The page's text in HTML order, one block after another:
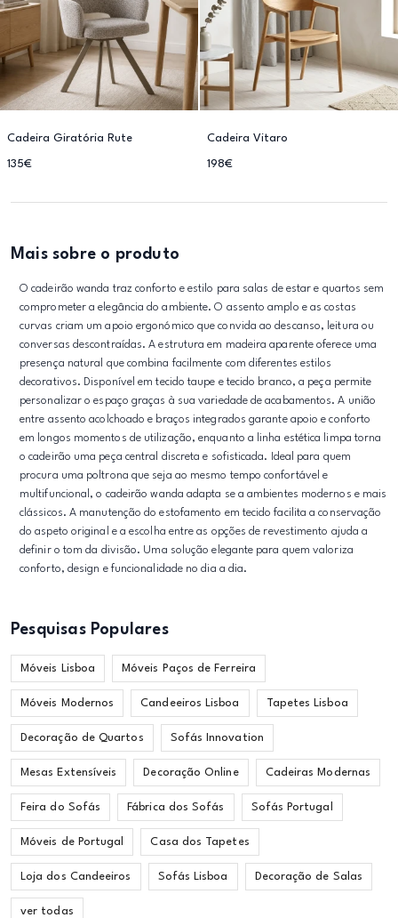
Cadeira Giratória Rute
135€
Cadeira Vitaro
198€
Mais sobre o produto
O cadeirão wanda traz conforto e estilo para salas de estar e quartos sem
comprometer a elegância do ambiente. O assento amplo e as costas
curvas criam um apoio ergonómico que convida ao descanso, leitura ou
conversas descontraídas. A estrutura em madeira aparente oferece uma
presença natural que combina facilmente com diferentes estilos
decorativos. Disponível em tecido taupe e tecido branco, a peça permite
personalizar o espaço graças à sua variedade de acabamentos. A união
entre assento acolchoado e braços integrados garante apoio e conforto
em longos momentos de utilização, enquanto a linha estética limpa torna
o cadeirão uma peça central discreta e sofisticada. Ideal para quem
procura uma poltrona que seja ao mesmo tempo confortável e
multifuncional, o cadeirão wanda adapta se a ambientes modernos e mais
clássicos. A manutenção do estofamento em tecido facilita a conservação
do aspeto original e a escolha entre as opções de revestimento ajuda a
definir o tom da divisão. Uma solução elegante para quem valoriza
conforto, design e funcionalidade no dia a dia.
Pesquisas Populares
Móveis Lisboa Móveis Paços de Ferreira
Móveis Modernos Candeeiros Lisboa Tapetes Lisboa
Decoração de Quartos Sofás Innovation
Mesas Extensíveis Decoração Online Cadeiras Modernas
Feira do Sofás Fábrica dos Sofás Sofás Portugal
Móveis de Portugal Casa dos Tapetes
Loja dos Candeeiros Sofás Lisboa Decoração de Salas
ver todas